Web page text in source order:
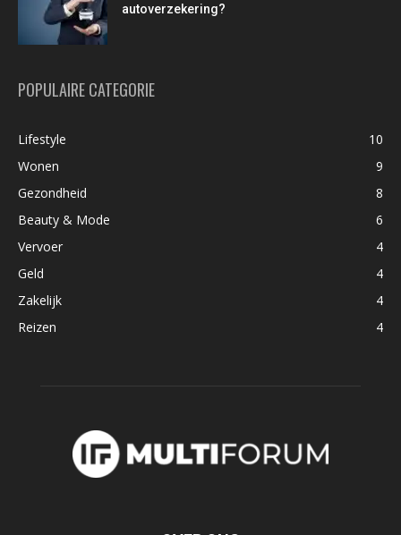
autoverzekering?
POPULAIRE CATEGORIE
Lifestyle
10
Wonen
9
Gezondheid
8
Beauty & Mode
6
Vervoer
4
Geld
4
Zakelijk
4
Reizen
4